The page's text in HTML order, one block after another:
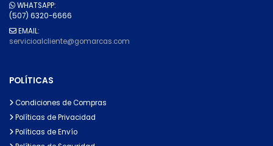
WHATSAPP:
(507) 6320-6666
EMAIL:
servicioalcliente@gomarcas.com
POLÍTICAS
Condiciones de Compras
Políticas de Privacidad
Políticas de Envío